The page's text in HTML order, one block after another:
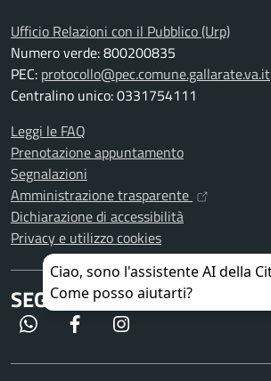
Ufficio Relazioni con il Pubblico (Urp)
Numero verde: 800200835
PEC: protocollo@pec.comune.gallarate.va.it
Centralino unico: 0331754111
Leggi le FAQ
Prenotazione appuntamento
Segnalazioni
Amministrazione trasparente
Dichiarazione di accessibilità
Privacy e utilizzo cookies
SEGUICI SU
WhatsApp Facebook